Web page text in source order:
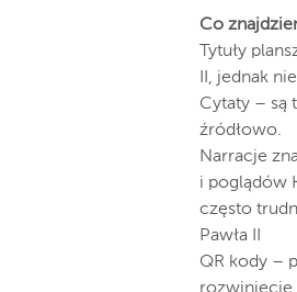
Co
Tytuły
II, jednak
Cytaty – są
źródłowo.
Narracje
i poglądów
często
Pawła II
QR kody –